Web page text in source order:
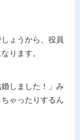
ょうから、役員
ります。
しました！」み
ゃったりするん